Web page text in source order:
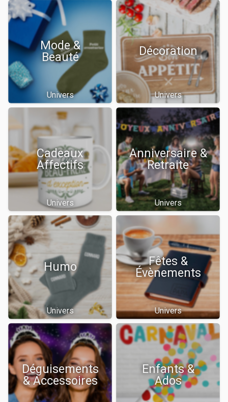
Mode &
Beauté
Univers
Décoration
Univers
Cadeaux
Affectifs
Univers
Anniversaire &
Retraite
Univers
Humo
Univers
Fêtes &
Évènements
Univers
Déguisements
& Accessoires
Enfants &
Ados